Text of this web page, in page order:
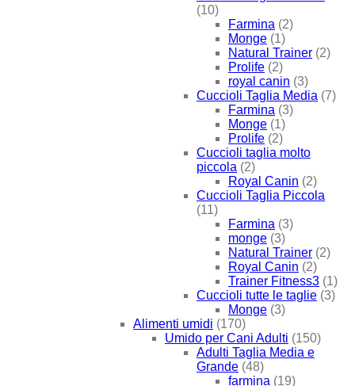
(10)
Farmina (2)
Monge (1)
Natural Trainer (2)
Prolife (2)
royal canin (3)
Cuccioli Taglia Media (7)
Farmina (3)
Monge (1)
Prolife (2)
Cuccioli taglia molto
piccola (2)
Royal Canin (2)
Cuccioli Taglia Piccola
(11)
Farmina (3)
monge (3)
Natural Trainer (2)
Royal Canin (2)
Trainer Fitness3 (1)
Cuccioli tutte le taglie (3)
Monge (3)
Alimenti umidi (170)
Umido per Cani Adulti (150)
Adulti Taglia Media e
Grande (48)
farmina (19)